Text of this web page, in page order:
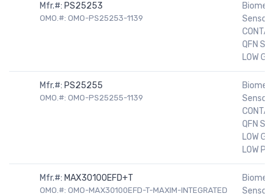
Mfr.#: PS25253
OMO.#: OMO-PS25253-1139
Sensors
QFN
LOW
Mfr.#: PS25255
OMO.#: OMO-PS25255-1139
Sensors
QFN
LOW
LOW
Mfr.#: MAX30100EFD+T
OMO.#: OMO-MAX30100EFD-T-MAXIM-INTEGRATED
Sensors